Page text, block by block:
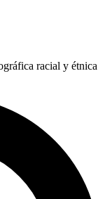
racial y étnica